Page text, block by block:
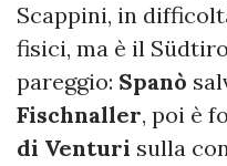
Scappini, in
fisici, ma è il
pareggio: Spanò
Fischnaller, poi è
di Venturi sulla